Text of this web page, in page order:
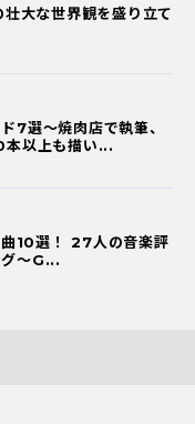
大な世界観を盛り立て
7選〜焼肉店で執筆、
以上も描い...
10選！ 27人の音楽評
〜G...